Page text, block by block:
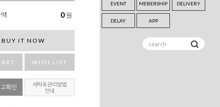
EVENT MEBERSHIP DELIVERY
DELAY APP
0 원
BUY IT NOW
WISH LIST
확인
세탁＆관리방법
안내